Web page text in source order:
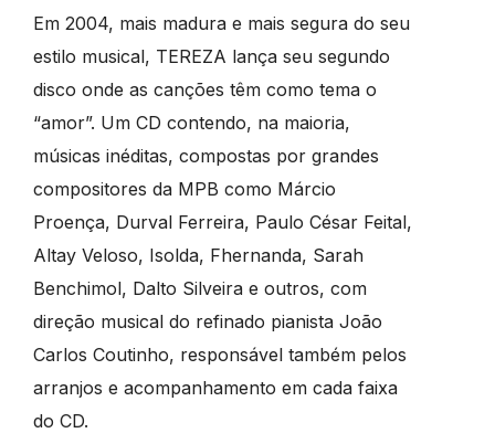
Em 2004, mais madura e mais segura do seu
estilo musical, TEREZA lança seu segundo
disco onde as canções têm como tema o
“amor”. Um CD contendo, na maioria,
músicas inéditas, compostas por grandes
compositores da MPB como Márcio
Proença, Durval Ferreira, Paulo César Feital,
Altay Veloso, Isolda, Fhernanda, Sarah
Benchimol, Dalto Silveira e outros, com
direção musical do refinado pianista João
Carlos Coutinho, responsável também pelos
arranjos e acompanhamento em cada faixa
do CD.